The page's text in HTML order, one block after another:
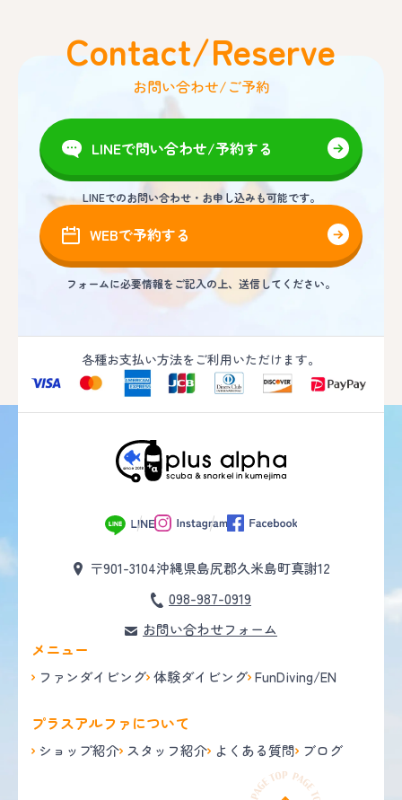
Contact/Reserve
お問い合わせ/ご予約
LINEで問い合わせ/予約する
LINEでのお問い合わせ・お申し込みも可能です。
WEBで予約する
フォームに必要情報をご記入の上、送信してください。
各種お支払い方法をご利用いただけます。
〒901-3104沖縄県島尻郡久米島町真謝12
098-987-0919
お問い合わせフォーム
メニュー
ファンダイビング 体験ダイビング FunDiving/EN
プラスアルファについて
ショップ紹介 スタッフ紹介 よくある質問 ブログ